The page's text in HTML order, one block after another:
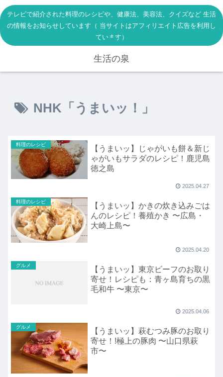
テレビで紹介された料理のレシピや、健康法、美容法、クイズなど 生活
の情報をお知らせしています（ 当サイトはアフィリエイト広告を利用し
ています）
生活の泉
NHK「うまいッ！」
料理のレシピ
【うまいッ】じゃがいも餅＆新じ
ゃがいもサラダのレシピ！鹿児島
徳之島
2025.04.27
料理のレシピ
【うまいッ】かきの炊き込みごは
んのレシピ！養殖かき 〜広島・
大崎上島〜
2025.04.20
グルメ
【うまいッ】東京ビーフのお取り
寄せ！レシピも：青ヶ島育ちの黒
毛和牛 〜東京〜
2025.04.06
グルメ
【うまいッ】萩むつみ豚のお取り
寄せ！!極上の豚肉 〜山口県萩
市〜